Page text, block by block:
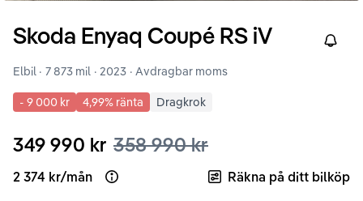
Skoda Enyaq Coupé RS iV Right
Elbil · 7 873 mil · 2023 · Avdragbar moms
- 9 000 kr 4,99% ränta Dragkrok
349 990 kr 358 990 kr
2 374 kr/mån Open loan example Räkna på ditt bilköp